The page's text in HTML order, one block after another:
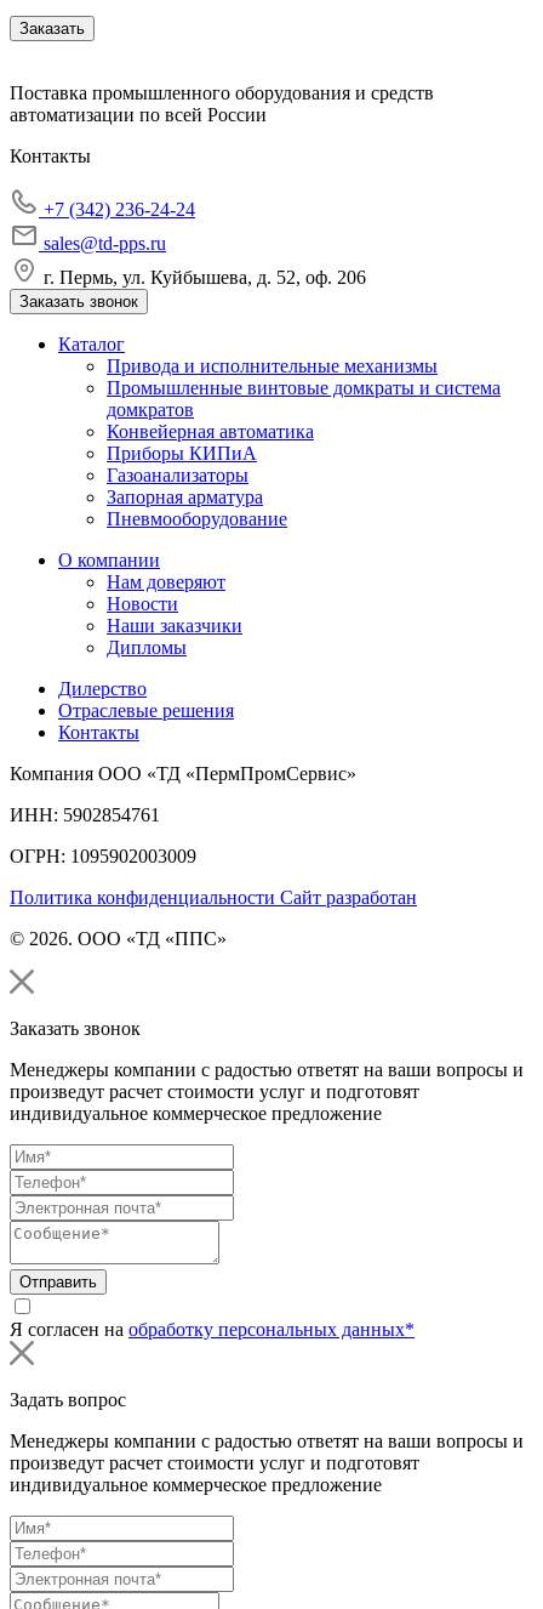
Заказать
Поставка промышленного оборудования и средств
автоматизации по всей России
Контакты
+7 (342) 236-24-24
sales@td-pps.ru
г. Пермь, ул. Куйбышева, д. 52, оф. 206
Заказать звонок
Каталог
Привода и исполнительные механизмы
Промышленные винтовые домкраты и система
домкратов
Конвейерная автоматика
Приборы КИПиА
Газоанализаторы
Запорная арматура
Пневмооборудование
О компании
Нам доверяют
Новости
Наши заказчики
Дипломы
Дилерство
Отраслевые решения
Контакты
Компания ООО «ТД «ПермПромСервис»
ИНН: 5902854761
ОГРН: 1095902003009
Политика конфиденциальности Сайт разработан
© 2026. ООО «ТД «ППС»
Заказать звонок
Менеджеры компании с радостью ответят на ваши вопросы и
произведут расчет стоимости услуг и подготовят
индивидуальное коммерческое предложение
Отправить
Я согласен на обработку персональных данных*
Задать вопрос
Менеджеры компании с радостью ответят на ваши вопросы и
произведут расчет стоимости услуг и подготовят
индивидуальное коммерческое предложение